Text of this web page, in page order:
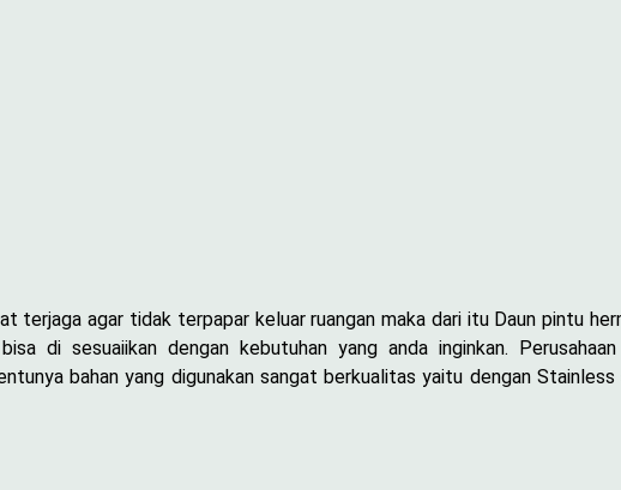
terjaga agar tidak terpapar keluar ruangan maka dari itu Daun pintu
di sesuaiikan dengan kebutuhan yang anda inginkan.
bahan yang digunakan sangat berkualitas yaitu dengan